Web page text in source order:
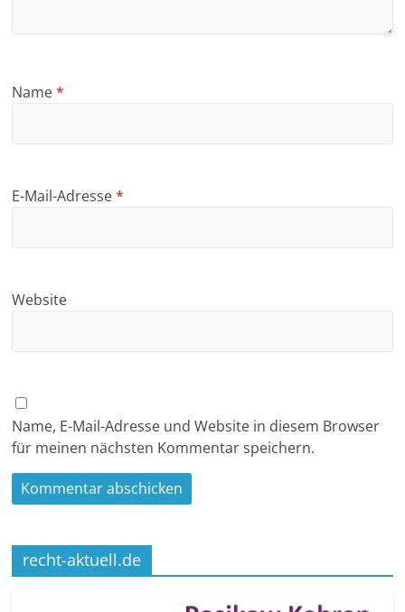
Name*
E-Mail-Adresse*
Website
Name, E-Mail-Adresse und Website in diesem Browser
für meinen nächsten Kommentar speichern.
recht-aktuell.de